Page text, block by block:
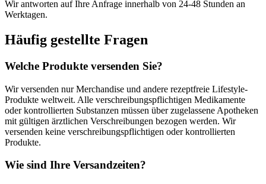
Wir antworten auf Ihre Anfrage innerhalb von 24-48 Stunden an
Werktagen.
Häufig gestellte Fragen
Welche Produkte versenden Sie?
Wir versenden nur Merchandise und andere rezeptfreie Lifestyle-
Produkte weltweit. Alle verschreibungspflichtigen Medikamente
oder kontrollierten Substanzen müssen über zugelassene Apotheken
mit gültigen ärztlichen Verschreibungen bezogen werden. Wir
versenden keine verschreibungspflichtigen oder kontrollierten
Produkte.
Wie sind Ihre Versandzeiten?